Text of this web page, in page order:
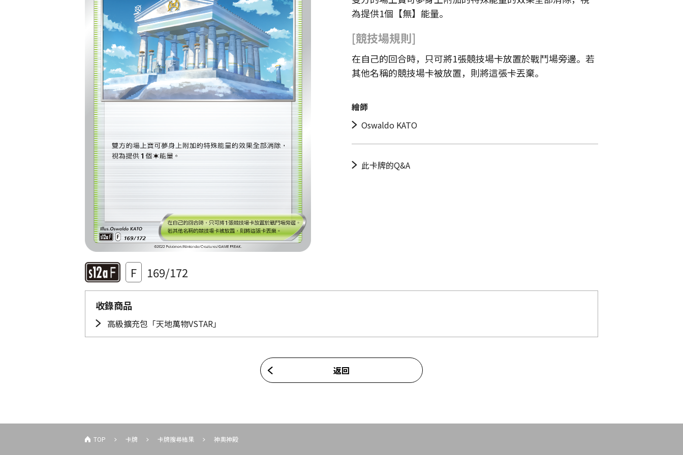
為提供1個【無】能量。
[競技場規則]
在自己的回合時，只可將1張競技場卡放置於戰鬥場旁邊。若
其他名稱的競技場卡被放置，則將這張卡丟棄。
F 169/172
繪師
Oswaldo KATO
此卡牌的Q&A
收錄商品
高級擴充包「天地萬物VSTAR」
返回
TOP 卡牌 卡牌搜尋結果 神奧神殿